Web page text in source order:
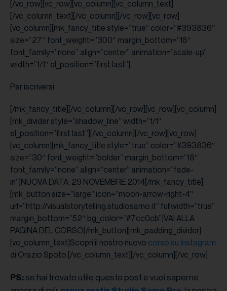
[/vc_row][vc_row][vc_column][vc_column_text]
[/vc_column_text][/vc_column][/vc_row][vc_row]
[vc_column][mk_fancy_title style=”true” color=”#393836″
size=”27″ font_weight=”300″ margin_bottom=”18″
font_family=”none” align=”center” animation=”scale-up”
width=”1/1″ el_position=”first last”]
Per iscriversi
[/mk_fancy_title][/vc_column][/vc_row][vc_row][vc_column]
[mk_divider style=”shadow_line” width=”1/1″
el_position=”first last”][/vc_column][/vc_row][vc_row]
[vc_column][mk_fancy_title style=”true” color=”#393836″
size=”30″ font_weight=”bolder” margin_bottom=”18″
font_family=”none” align=”center” animation=”fade-
in”]NUOVA DATA: 29 NOVEMBRE 2014[/mk_fancy_title]
[mk_button size=”large” icon=”moon-arrow-right-4″
url=”http://visualstorytelling.studiosamo.it” fullwidth=”true”
margin_bottom=”52″ bg_color=”#7cc0cb”]VAI ALLA
PAGINA DEL CORSO[/mk_button][mk_padding_divider]
[vc_column_text]Scopri il nostro nuovo corso su Instagram
di Orazio Spoto.[/vc_column_text][/vc_column][/vc_row]
PS:se hai trovato utile questo post e vuoi saperne